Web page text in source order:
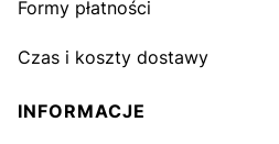
Formy płatności
Czas i koszty dostawy
INFORMACJE